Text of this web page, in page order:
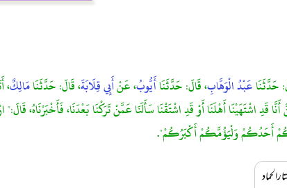
حَدَّثَنَاعَبْدُ الْوَهَّابِ، قَالَ: حَدَّثَنَاأَيُّوبُ، عَنْأَبِي قِلَابَةَ، قَالَ: حَدَّثَنَامَالِكٌ،
قَدِ اشْتَهَيْنَا أَهْلَنَا أَوْ قَدِ اشْتَقْنَا سَأَلَنَا عَمَّنْ تَرَكْنَا بَعْدَنَا، فَأَخْبَرْنَاهُ،
أَحَدُكُمْ وَلْيَؤُمَّكُمْ أَكْبَرُكُمْ".
الحماد